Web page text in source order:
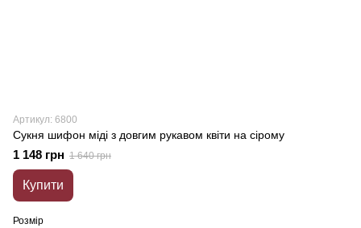
Артикул: 6800
Сукня шифон міді з довгим рукавом квіти на сірому
1 148 грн 1 640 грн
Купити
Розмір